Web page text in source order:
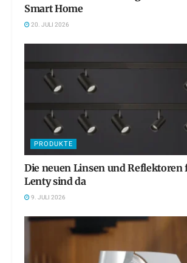
Smart Home
20. JULI 2026
PRODUKTE
Die neuen Linsen und
Lenty sind da
9. JULI 2026